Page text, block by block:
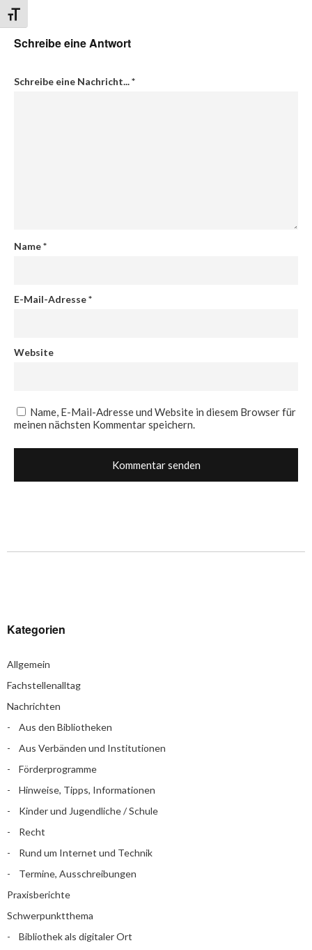
Schrift vergrößern
Schreibe eine Antwort
Schreibe eine Nachricht...*
Name*
E-Mail-Adresse*
Website
Name, E-Mail-Adresse und Website in diesem Browser für
meinen nächsten Kommentar speichern.
Kategorien
Allgemein
Fachstellenalltag
Nachrichten
Aus den Bibliotheken
Aus Verbänden und Institutionen
Förderprogramme
Hinweise, Tipps, Informationen
Kinder und Jugendliche / Schule
Recht
Rund um Internet und Technik
Termine, Ausschreibungen
Praxisberichte
Schwerpunktthema
Bibliothek als digitaler Ort